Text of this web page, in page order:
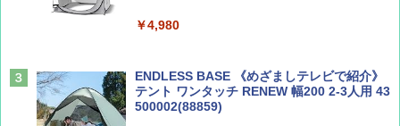
球の歩き方A ヨーロッパ
￥4,980
ENDLESS BASE 《めざましテレビで紹介》
テント ワンタッチ RENEW 幅200 2-3人用 43
500002(88859)